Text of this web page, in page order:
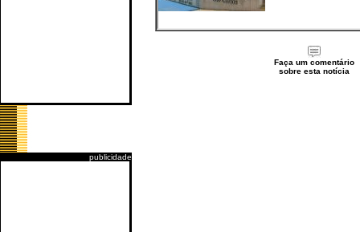
publicidade
Faça um comentário
sobre esta notícia